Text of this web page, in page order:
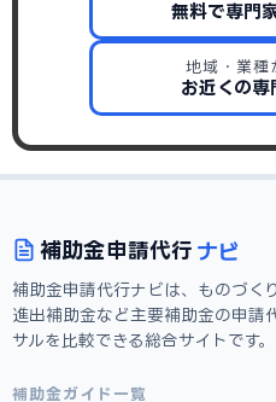
無料で専門
地域・業種
お近くの専
補助金申請代行 ナビ
補助金申請代行ナビは、ものづく
進出補助金など主要補助金の申請
サルを比較できる総合サイトです。
補助金ガイド一覧